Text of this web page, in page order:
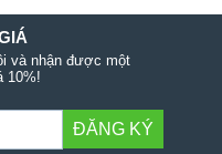
và nhận được một
10%!
ĐĂNG KÝ